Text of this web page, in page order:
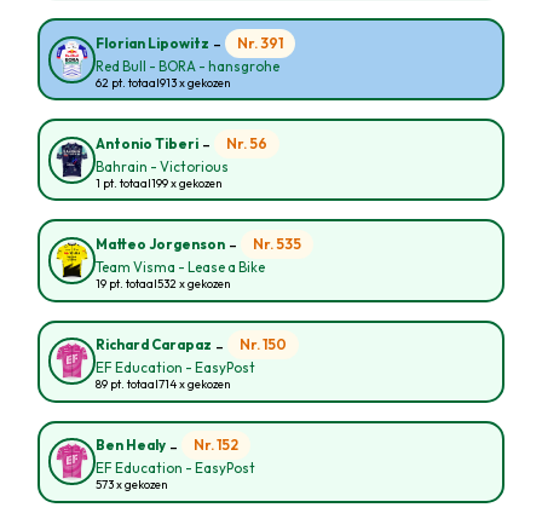
Florian Lipowitz - Nr. 391
Red Bull - BORA - hansgrohe
62 pt. totaal913 x gekozen
Antonio Tiberi - Nr. 56
Bahrain - Victorious
1 pt. totaal199 x gekozen
Matteo Jorgenson - Nr. 535
Team Visma - Lease a Bike
19 pt. totaal532 x gekozen
Richard Carapaz - Nr. 150
EF Education - EasyPost
89 pt. totaal714 x gekozen
Ben Healy - Nr. 152
EF Education - EasyPost
573 x gekozen